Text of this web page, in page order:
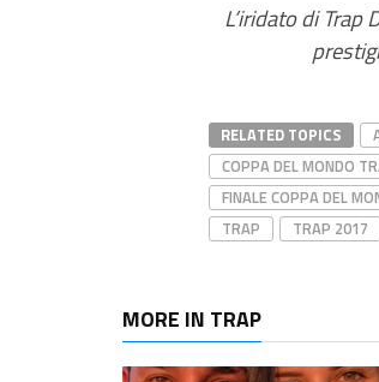
L’iridato di
RELATED TOPICS
COPPA DEL MONDO
FINALE COPPA DEL
TRAP
TRAP 2017
MORE IN TRAP